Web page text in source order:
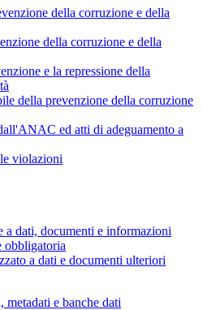
della corruzione e della
della corruzione e della
e la repressione della
della prevenzione della corruzione
ed atti di adeguamento a
violazioni
a dati, documenti e informazioni
obbligatoria
a dati e documenti ulteriori
metadati e banche dati